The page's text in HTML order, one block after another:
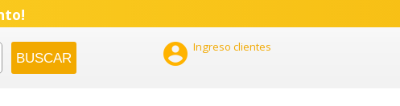
 Ingreso clientes